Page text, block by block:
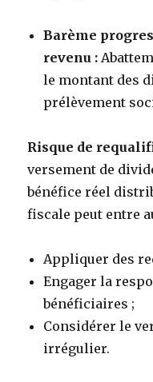
Barème
revenu :
le montant des
prélèvement
Risque de
versement de
bénéfice réel
fiscale peut entre
Appliquer des
Engager la
bénéficiaires ;
Considérer le
irrégulier.